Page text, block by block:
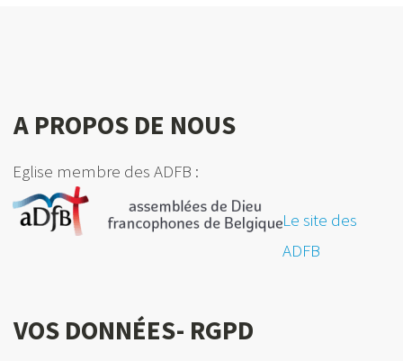
A PROPOS DE NOUS
Eglise membre des ADFB :
Le site des
ADFB
VOS DONNÉES- RGPD